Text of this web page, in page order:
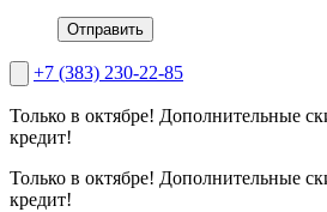
Отправить
+7 (383) 230-22-85
Только в октябре! Дополнительные
кредит!
Только в октябре! Дополнительные
кредит!